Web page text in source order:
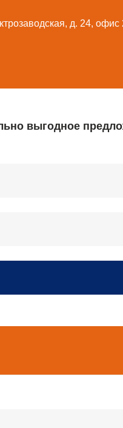
д. 24, офис
выгодное